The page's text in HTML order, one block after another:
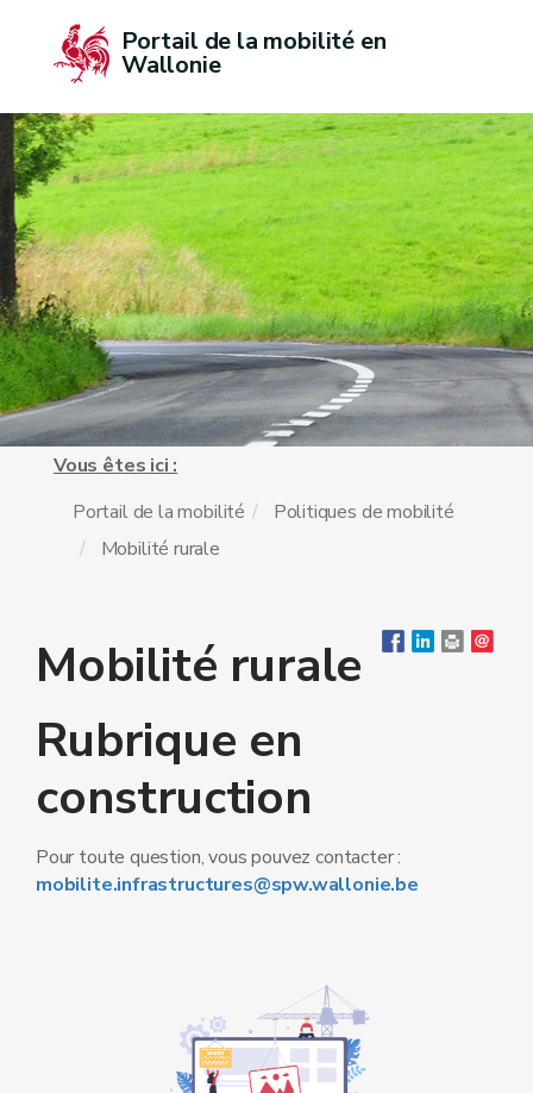
Portail de la mobilité en
Wallonie
Vous êtes ici :
Portail de la mobilité
Politiques de mobilité
Mobilité rurale
Mobilité rurale
Rubrique en
construction
Pour toute question, vous pouvez contacter :
mobilite.infrastructures@spw.wallonie.be